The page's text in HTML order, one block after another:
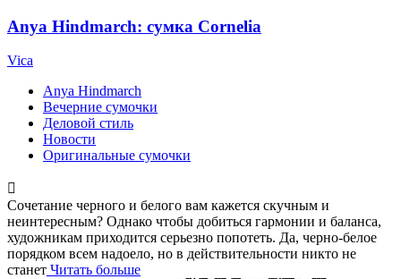
Anya Hindmarch: сумка Cornelia
Vica
Anya Hindmarch
Вечерние сумочки
Деловой стиль
Новости
Оригинальные сумочки
Сочетание черного и белого вам кажется скучным и
неинтересным? Однако чтобы добиться гармонии и баланса,
художникам приходится серьезно попотеть. Да, черно-белое
порядком всем надоело, но в действительности никто не
станет Читать больше